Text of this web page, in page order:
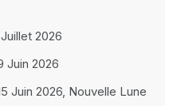
2026
Juin 2026
Juin 2026, Nouvelle Lune